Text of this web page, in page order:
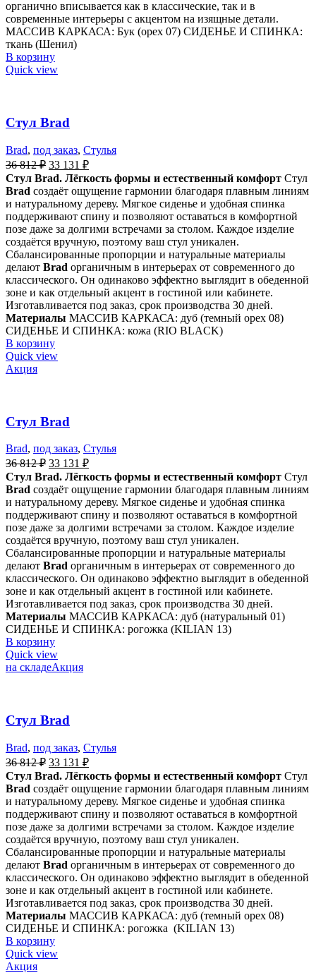
органично вписывается как в классические, так и в
современные интерьеры с акцентом на изящные детали.
МАССИВ КАРКАСА: Бук (орех 07) СИДЕНЬЕ И СПИНКА:
ткань (Шенил)
В корзину
Quick view
Стул Brad
Brad, под заказ, Стулья
36 812₽ 33 131 ₽
Стул Brad. Лёгкость формы и естественный комфорт Стул
Brad создаёт ощущение гармонии благодаря плавным линиям
и натуральному дереву. Мягкое сиденье и удобная спинка
поддерживают спину и позволяют оставаться в комфортной
позе даже за долгими встречами за столом. Каждое изделие
создаётся вручную, поэтому ваш стул уникален.
Сбалансированные пропорции и натуральные материалы
делают Brad органичным в интерьерах от современного до
классического. Он одинаково эффектно выглядит в обеденной
зоне и как отдельный акцент в гостиной или кабинете.
Изготавливается под заказ, срок производства 30 дней.
Материалы МАССИВ КАРКАСА: дуб (темный орех 08)
СИДЕНЬЕ И СПИНКА: кожа (RIO BLACK)
В корзину
Quick view
Акция
Стул Brad
Brad, под заказ, Стулья
36 812₽ 33 131 ₽
Стул Brad. Лёгкость формы и естественный комфорт Стул
Brad создаёт ощущение гармонии благодаря плавным линиям
и натуральному дереву. Мягкое сиденье и удобная спинка
поддерживают спину и позволяют оставаться в комфортной
позе даже за долгими встречами за столом. Каждое изделие
создаётся вручную, поэтому ваш стул уникален.
Сбалансированные пропорции и натуральные материалы
делают Brad органичным в интерьерах от современного до
классического. Он одинаково эффектно выглядит в обеденной
зоне и как отдельный акцент в гостиной или кабинете.
Изготавливается под заказ, срок производства 30 дней.
Материалы МАССИВ КАРКАСА: дуб (натуральный 01)
СИДЕНЬЕ И СПИНКА: рогожка (KILIAN 13)
В корзину
Quick view
на складеАкция
Стул Brad
Brad, под заказ, Стулья
36 812₽ 33 131 ₽
Стул Brad. Лёгкость формы и естественный комфорт Стул
Brad создаёт ощущение гармонии благодаря плавным линиям
и натуральному дереву. Мягкое сиденье и удобная спинка
поддерживают спину и позволяют оставаться в комфортной
позе даже за долгими встречами за столом. Каждое изделие
создаётся вручную, поэтому ваш стул уникален.
Сбалансированные пропорции и натуральные материалы
делают Brad органичным в интерьерах от современного до
классического. Он одинаково эффектно выглядит в обеденной
зоне и как отдельный акцент в гостиной или кабинете.
Изготавливается под заказ, срок производства 30 дней.
Материалы МАССИВ КАРКАСА: дуб (темный орех 08)
СИДЕНЬЕ И СПИНКА: рогожка (KILIAN 13)
В корзину
Quick view
Акция